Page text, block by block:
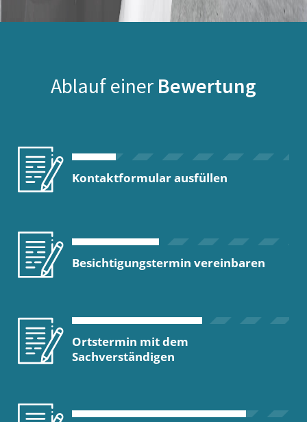
Ablauf einer Bewertung
Kontaktformular ausfüllen
Besichtigungstermin vereinbaren
Ortstermin mit dem
Sachverständigen